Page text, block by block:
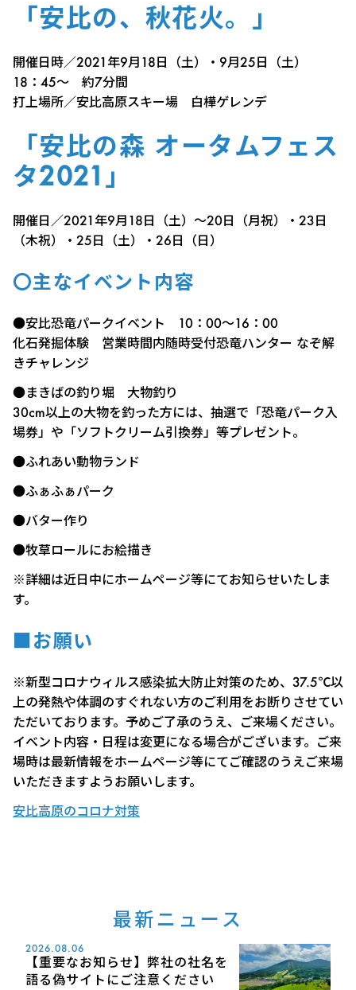
「安比の、秋花火。」
開催日時／2021年9月18日（土）・9月25日（土）
18：45～ 約7分間
打上場所／安比高原スキー場 白樺ゲレンデ
「安比の森 オータムフェス
タ2021」
開催日／2021年9月18日（土）～20日（月祝）・23日
（木祝）・25日（土）・26日（日）
〇主なイベント内容
●安比恐竜パークイベント 10：00～16：00
化石発掘体験 営業時間内随時受付恐竜ハンター なぞ解
きチャレンジ
●まきばの釣り堀 大物釣り
30cm以上の大物を釣った方には、抽選で「恐竜パーク入
場券」や「ソフトクリーム引換券」等プレゼント。
●ふれあい動物ランド
●ふぁふぁパーク
●バター作り
●牧草ロールにお絵描き
※詳細は近日中にホームページ等にてお知らせいたしま
す。
■お願い
※新型コロナウィルス感染拡大防止対策のため、37.5℃以
上の発熱や体調のすぐれない方のご利用をお断りさせてい
ただいております。予めご了承のうえ、ご来場ください。
イベント内容・日程は変更になる場合がございます。ご来
場時は最新情報をホームページ等にてご確認のうえご来場
いただきますようお願いします。
安比高原のコロナ対策
最新ニュース
2026.08.06
【重要なお知らせ】弊社の社名を
語る偽サイトにご注意ください